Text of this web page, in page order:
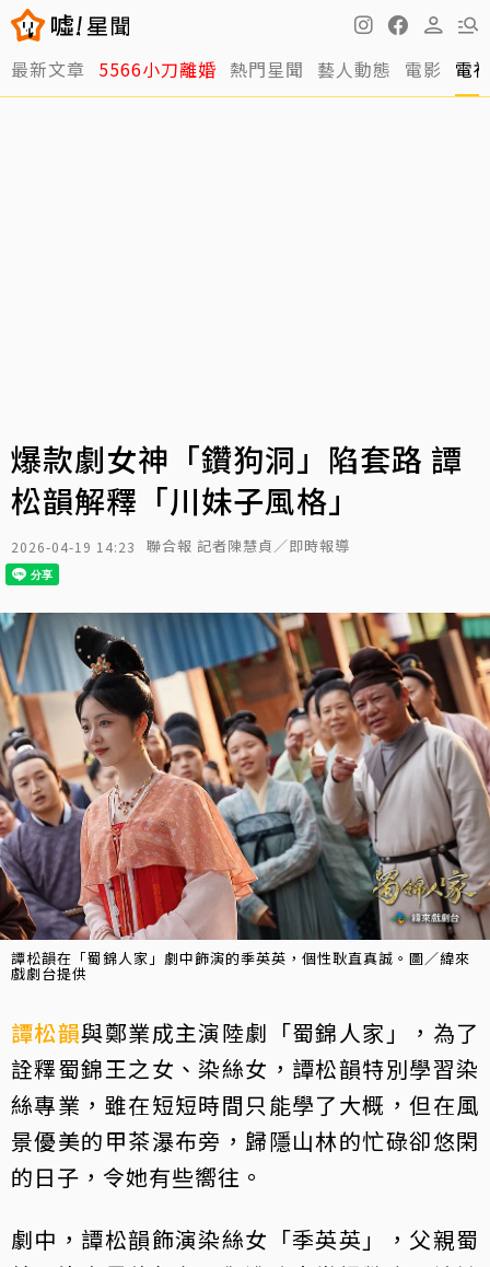
最新文章 5566小刀離婚 熱門星聞 藝人動態 電影 電
爆款劇女神「鑽狗洞」陷套路 譚
松韻解釋「川妹子風格」
2026-04-19 14:23 聯合報 記者陳慧貞／即時報導
譚松韻在「蜀錦人家」劇中飾演的季英英，個性耿直真誠。圖／緯來
戲劇台提供
譚松韻與鄭業成主演陸劇「蜀錦人家」，為了
詮釋蜀錦王之女、染絲女，譚松韻特別學習染
絲專業，雖在短短時間只能學了大概，但在風
景優美的甲茶瀑布旁，歸隱山林的忙碌卻悠閑
的日子，令她有些嚮往。
劇中，譚松韻飾演染絲女「季英英」，父親蜀